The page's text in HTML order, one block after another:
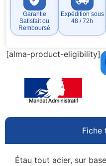
Garantie
Satisfait ou
Remboursé
Expédition sous
48 / 72h
[alma-product-eligibility]
Fiche
Étau tout acier, sur